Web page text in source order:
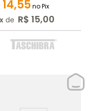
14,55no Pix
de R$ 15,00